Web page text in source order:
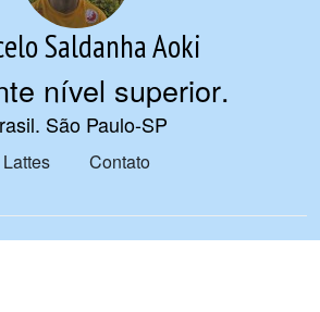
Saldanha Aoki
nível superior.
São Paulo-SP
Lattes Contato